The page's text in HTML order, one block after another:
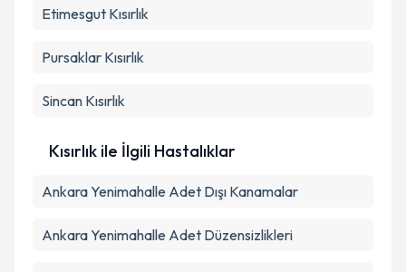
Etimesgut Kısırlık
Pursaklar Kısırlık
Sincan Kısırlık
Kısırlık ile İlgili Hastalıklar
Ankara Yenimahalle Adet Dışı Kanamalar
Ankara Yenimahalle Adet Düzensizlikleri